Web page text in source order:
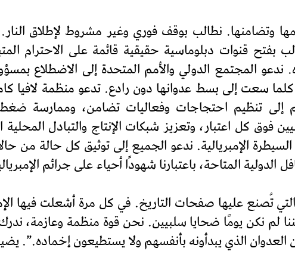
وتضامنها. نطالب بوقف فوري وغير مشروط لإطلاق النار.
بفتح قنوات دبلوماسية حقيقية قائمة على الاحترام
المجتمع الدولي والأمم المتحدة إلى الاضطلاع
سعت إلى بسط عدوانها دون رادع. تدعو منظمة لافيا
إلى تنظيم احتجاجات وفعاليات تضامن، وممارسة
فوق كل اعتبار، وتعزيز شبكات الإنتاج والتبادل المحلية
الإمبريالية. ندعو الجميع إلى توثيق كل حالة من
المتاحة، باعتبارنا شهودًا أحياء على جرائم
تُصنع عليها صفحات التاريخ. في كل مرة أشعلت فيها
لم نكن يومًا ضحايا سلبيين. نحن قوة منظمة وعازمة،
العدوان الذي يبدأونه بأنفسهم ولا يستطيعون إخماده.”.